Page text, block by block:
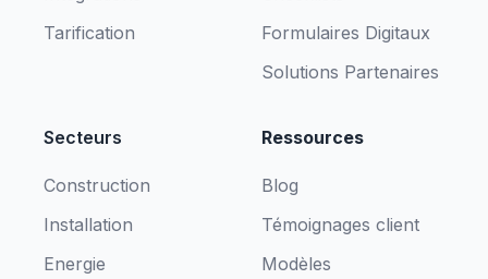
Tarification
Formulaires Digitaux
Solutions Partenaires
Secteurs
Construction
Installation
Energie
Ressources
Blog
Témoignages client
Modèles